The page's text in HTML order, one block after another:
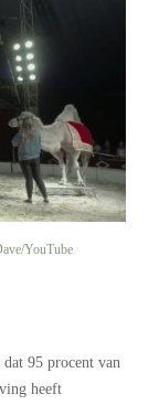
YouTube
95 procent van
heeft